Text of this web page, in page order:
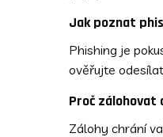
Jak poznat
Phishing je
ověřujte
Proč zálohovat
Zálohy chrání